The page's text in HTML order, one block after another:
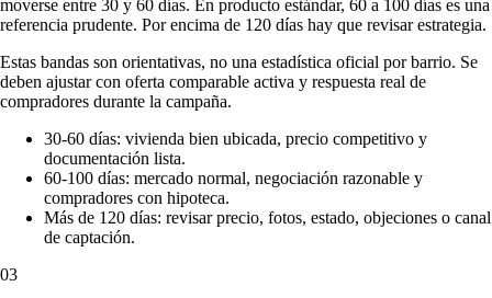
moverse entre 30 y 60 días. En producto estándar, 60 a 100 días es una
referencia prudente. Por encima de 120 días hay que revisar estrategia.
Estas bandas son orientativas, no una estadística oficial por barrio. Se
deben ajustar con oferta comparable activa y respuesta real de
compradores durante la campaña.
30-60 días: vivienda bien ubicada, precio competitivo y
documentación lista.
60-100 días: mercado normal, negociación razonable y
compradores con hipoteca.
Más de 120 días: revisar precio, fotos, estado, objeciones o canal
de captación.
03